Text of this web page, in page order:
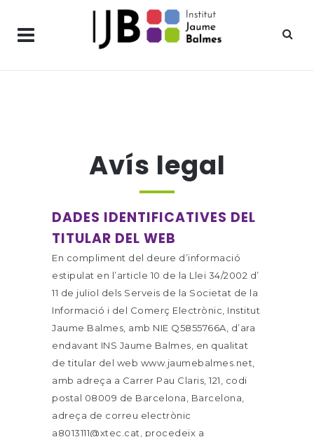
Avís legal
DADES IDENTIFICATIVES DEL
TITULAR DEL WEB
En compliment del deure d’informació
estipulat en l’article 10 de la Llei 34/2002 d’
11 de juliol dels Serveis de la Societat de la
Informació i del Comerç Electrònic, Institut
Jaume Balmes, amb NIE Q5855766A, d’ara
endavant INS Jaume Balmes, en qualitat
de titular del web www.jaumebalmes.net,
amb adreça a Carrer Pau Claris, 121, codi
postal 08009 de Barcelona, Barcelona,
adreça de correu electrònic
a8013111@xtec.cat, procedeix a